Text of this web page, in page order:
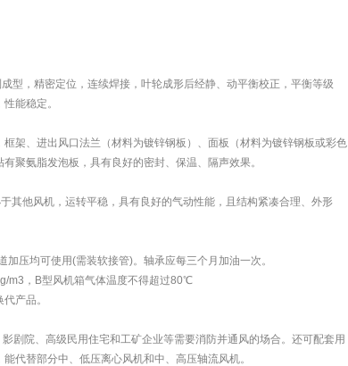
型，精密定位，连续焊接，叶轮成形后经静、动平衡校正，平衡等级
能稳定。
架、进出风口法兰（材料为镀锌钢板）、面板（材料为镀锌钢板或彩色
聚氨脂发泡板，具有良好的密封、保温、隔声效果。
其他风机，运转平稳，具有良好的气动性能，且结构紧凑合理、外形
均可使用(需装软接管)。轴承应每三个月加油一次。
m3，B型风机箱气体温度不得超过80℃
产品。
剧院、高级民用住宅和工矿企业等需要消防并通风的场合。还可配套用
代替部分中、低压离心风机和中、高压轴流风机。